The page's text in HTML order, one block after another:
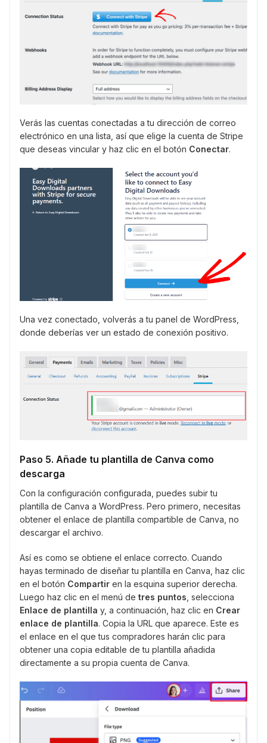
Verás las cuentas conectadas a tu dirección de correo
electrónico en una lista, así que elige la cuenta de Stripe
que deseas vincular y haz clic en el botón Conectar.
Una vez conectado, volverás a tu panel de WordPress,
donde deberías ver un estado de conexión positivo.
Paso 5. Añade tu plantilla de Canva como
descarga
Con la configuración configurada, puedes subir tu
plantilla de Canva a WordPress. Pero primero, necesitas
obtener el enlace de plantilla compartible de Canva, no
descargar el archivo.
Así es como se obtiene el enlace correcto. Cuando
hayas terminado de diseñar tu plantilla en Canva, haz clic
en el botón Compartir en la esquina superior derecha.
Luego haz clic en el menú de tres puntos , selecciona
Enlace de plantilla y, a continuación, haz clic en Crear
enlace de plantilla. Copia la URL que aparece. Este es
el enlace en el que tus compradores harán clic para
obtener una copia editable de tu plantilla añadida
directamente a su propia cuenta de Canva.